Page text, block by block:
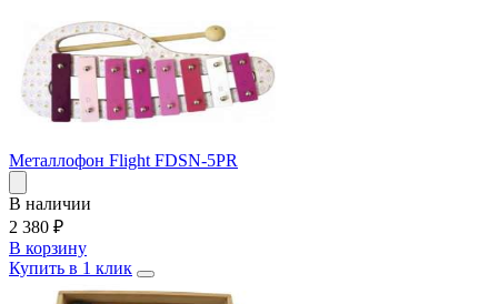
Металлофон Flight FDSN-5PR
В наличии
2 380 ₽
В корзину
Купить в 1 клик